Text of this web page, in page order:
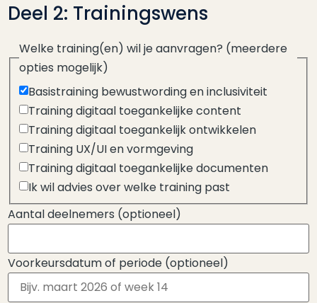
Deel 2: Trainingswens
Welke training(en) wil je aanvragen? (meerdere
opties mogelijk)
Basistraining bewustwording en inclusiviteit
Training digitaal toegankelijke content
Training digitaal toegankelijk ontwikkelen
Training UX/UI en vormgeving
Training digitaal toegankelijke documenten
Ik wil advies over welke training past
Aantal deelnemers (optioneel)
Voorkeursdatum of periode (optioneel)